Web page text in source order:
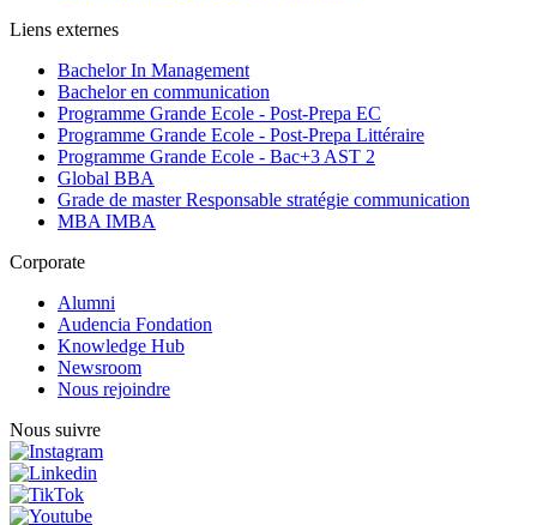
Liens externes
Bachelor In Management
Bachelor en communication
Programme Grande Ecole - Post-Prepa EC
Programme Grande Ecole - Post-Prepa Littéraire
Programme Grande Ecole - Bac+3 AST 2
Global BBA
Grade de master Responsable stratégie communication
MBA IMBA
Corporate
Alumni
Audencia Fondation
Knowledge Hub
Newsroom
Nous rejoindre
Nous suivre